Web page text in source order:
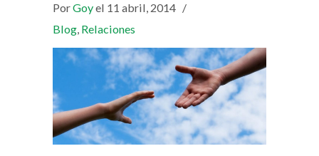
PorGoyel 11 abril, 2014 /
Blog, Relaciones